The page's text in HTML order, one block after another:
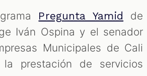
Pregunta Yamid
de
Iván Ospina y el senador
Municipales de Cali
prestación de servicios